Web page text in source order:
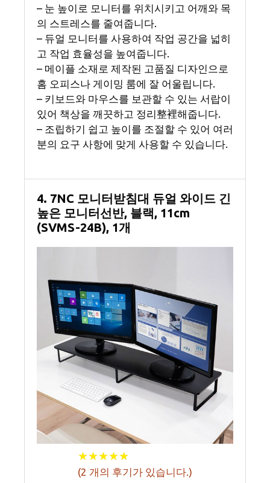
– 눈 높이로 모니터를 위치시키고 어깨와 목
의 스트레스를 줄여줍니다.
– 듀얼 모니터를 사용하여 작업 공간을 넓히
고 작업 효율성을 높여줍니다.
– 메이플 소재로 제작된 고품질 디자인으로
홈 오피스나 게이밍 룸에 잘 어울립니다.
– 키보드와 마우스를 보관할 수 있는 서랍이
있어 책상을 깨끗하고 정리整裡해줍니다.
– 조립하기 쉽고 높이를 조절할 수 있어 여러
분의 요구 사항에 맞게 사용할 수 있습니다.
4. 7NC 모니터받침대 듀얼 와이드 긴
높은 모니터선반, 블랙, 11cm
(SVMS-24B), 1개
★★★★★
★★★★★
(2 개의 후기가 있습니다.)